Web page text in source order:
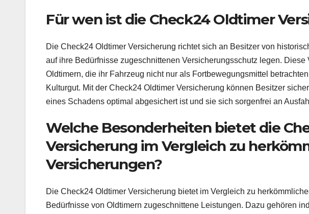
Für wen ist die Check24 Oldtimer
Die Check24 Oldtimer Versicherung richtet sich an Besitzer von
auf ihre Bedürfnisse zugeschnittenen Versicherungsschutz legen.
Oldtimern, die ihr Fahrzeug nicht nur als Fortbewegungsmittel
Kulturgut. Mit der Check24 Oldtimer Versicherung können Besitzer
eines Schadens optimal abgesichert ist und sie sich sorgenfrei an
Welche Besonderheiten bietet die
Versicherung im Vergleich zu
Versicherungen?
Die Check24 Oldtimer Versicherung bietet im Vergleich zu
Bedürfnisse von Oldtimern zugeschnittene Leistungen. Dazu gehören